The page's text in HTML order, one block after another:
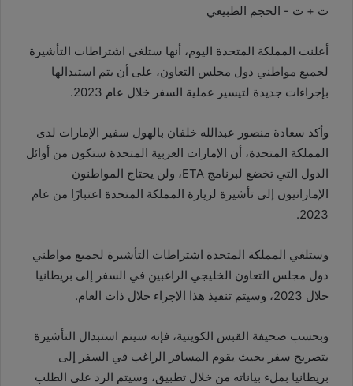
ت + ت - الحجم الطبيعي
أعلنت المملكة المتحدة اليوم، أنها ستلغي اشتراطات التأشيرة
لجميع مواطني دول مجلس التعاون، على أن يتم استبدالها
بإجراءات جديدة لتيسير عملية السفر خلال عام 2023.
وأكد سعادة منصور عبدالله خلفان بالهول سفير الإمارات لدى
المملكة المتحدة، أن الإمارات العربية المتحدة ستكون من أوائل
الدول التي تخضع لبرنامج ETA، ولن يحتاج المواطنون
الإماراتيون إلى تأشيرة لزيارة المملكة المتحدة اعتبارًا من عام
2023.
وستلغي المملكة المتحدة اشتراطات التأشيرة لجميع مواطني
دول مجلس التعاون الخليجي الراغبين في السفر إلى بريطانيا
خلال 2023، وسيتم تنفيذ هذا الإجراء خلال ذات العام.
وبحسب صحيفة القبس الكويتية، فإنه سيتم استبدال التأشيرة
بتصريح سفر بحيث يقوم المسافر الراغب في السفر إلى
بريطانيا بملء بياناته من خلال تطبيق، وسيتم الرد على الطلب